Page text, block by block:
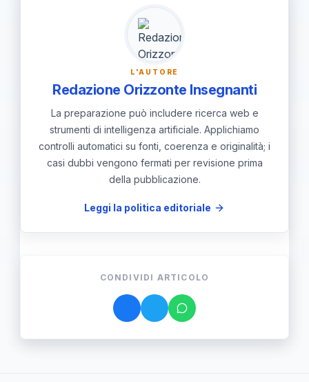
scuola-famiglia è stato riaffermato
come intervento strutturale.
l'applicazione delle regole sull'uso del
cellulare. È essenziale mantenere un
dialogo costante con la scuola per
allineare azioni e pratiche quotidiane.
L'AUTORE
Redazione Orizzonte Insegnanti
La preparazione può includere ricerca web e
strumenti di intelligenza artificiale. Applichiamo
controlli automatici su fonti, coerenza e originalità; i
casi dubbi vengono fermati per revisione prima
della pubblicazione.
Leggi la politica editoriale
CONDIVIDI ARTICOLO